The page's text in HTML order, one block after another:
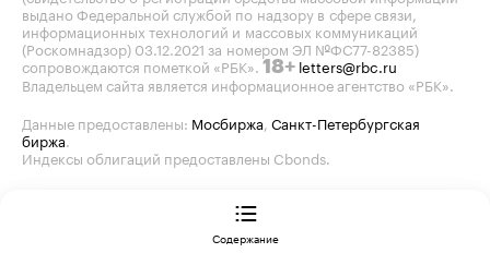
выдано Федеральной службой по надзору в сфере связи,
информационных технологий и массовых коммуникаций
(Роскомнадзор) 03.12.2021 за номером ЭЛ №ФС77-82385)
сопровождаются пометкой «РБК». 18+ letters@rbc.ru
Владельцем сайта является информационное агентство «РБК».
Данные предоставлены: Мосбиржа, Санкт-Петербургская
биржа.
Индексы облигаций предоставлены Cbonds.
Содержание